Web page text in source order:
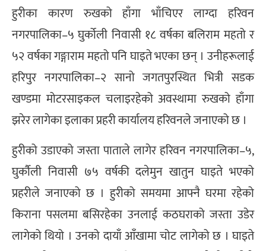
हुरीका कारण रुखको हाँगा भाँचिएर लाग्दा हरिवन
नगरपालिका–५ घुर्कोली निवासी १८ वर्षका बलिराम महतो र
५२ वर्षका गङ्गाराम महतो पनि घाइते भएका छन् । उनीहरूलाई
हरिपुर नगरपालिका–२ सानो जगतपुरस्थित भित्री सडक
खण्डमा मोटरसाइकल चलाइरहेको अवस्थामा रुखको हाँगा
झरेर लागेका इलाका प्रहरी कार्यालय हरिवनले जनाएको छ ।
हुरीको उडाएको जस्ता पाताले लागेर हरिवन नगरपालिका–५,
घुर्कौली निवासी ७५ वर्षकी दलेमुन खातुन घाइते भएको
प्रहरीले जनाएको छ । हुरीको समयमा आफ्नै घरमा रहेको
किराना पसलमा बसिरहेका उनलाई कठघराको जस्ता उडेर
लागेको थियो । उनको दायाँ आँखामा चोट लागेको छ । घाइते